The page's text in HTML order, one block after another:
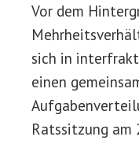
Vor dem
sich in
einen
Ratssitzung am